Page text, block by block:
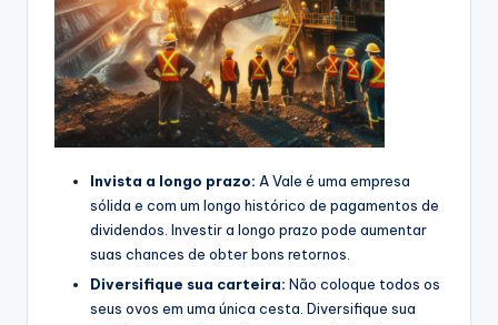
Invista a longo prazo: A Vale é uma empresa
sólida e com um longo histórico de pagamentos de
dividendos. Investir a longo prazo pode aumentar
suas chances de obter bons retornos.
Diversifique sua carteira: Não coloque todos os
seus ovos em uma única cesta. Diversifique sua